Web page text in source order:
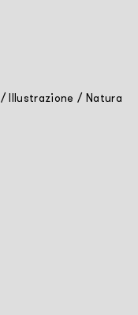
/Illustrazione / Natura